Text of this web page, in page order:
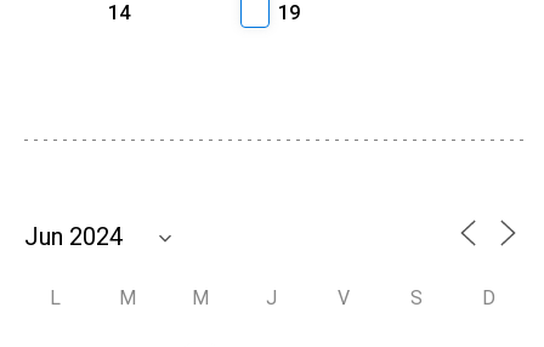
14
19
L M M J V S D